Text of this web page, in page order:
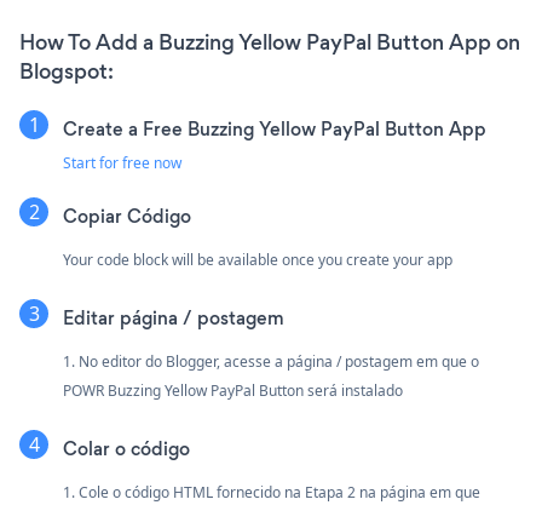
How To Add a Buzzing Yellow PayPal Button App on
Blogspot:
Create a Free Buzzing Yellow PayPal Button App
Start for free now
Copiar Código
Your code block will be available once you create your app
Editar página / postagem
1. No editor do Blogger, acesse a página / postagem em que o
POWR Buzzing Yellow PayPal Button será instalado
Colar o código
1. Cole o código HTML fornecido na Etapa 2 na página em que